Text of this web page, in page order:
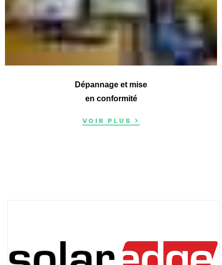
Dépannage et mise
en conformité
VOIR PLUS